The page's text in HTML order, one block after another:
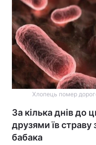
Хлопець помер
За кілька днів до
друзями їв
бабака